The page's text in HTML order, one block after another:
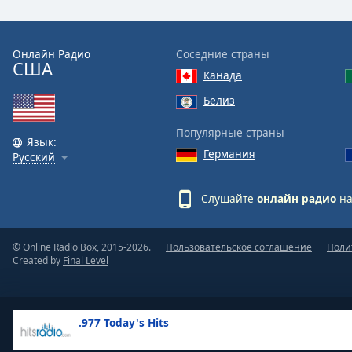
Text
Opacity
Background
.977 Today's Hits
Онлайн Радио
США
Язык:
Русский
Соседние страны
Канада
Белиз
Популярные страны
Германия
Слушайте онлайн радио
© Online Radio Box, 2015-2026.
Created by Final Level
Пользовательское соглашение